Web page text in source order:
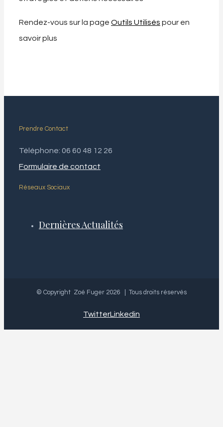
Rendez-vous sur la page Outils Utilisés pour en
savoir plus
Prendre Contact
Téléphone: 06 60 48 12 26
Formulaire de contact
Réseaux Sociaux
Dernières Actualités
© Copyright Zoé Fuger 2026 | Tous droits réservés
TwitterLinkedin